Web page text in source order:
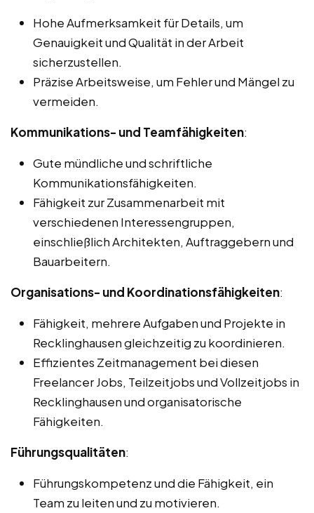
Hohe Aufmerksamkeit für Details, um
Genauigkeit und Qualität in der Arbeit
sicherzustellen.
Präzise Arbeitsweise, um Fehler und Mängel zu
vermeiden.
Kommunikations- und Teamfähigkeiten:
Gute mündliche und schriftliche
Kommunikationsfähigkeiten.
Fähigkeit zur Zusammenarbeit mit
verschiedenen Interessengruppen,
einschließlich Architekten, Auftraggebern und
Bauarbeitern.
Organisations- und Koordinationsfähigkeiten:
Fähigkeit, mehrere Aufgaben und Projekte in
Recklinghausen gleichzeitig zu koordinieren.
Effizientes Zeitmanagement bei diesen
Freelancer Jobs, Teilzeitjobs und Vollzeitjobs in
Recklinghausen und organisatorische
Fähigkeiten.
Führungsqualitäten:
Führungskompetenz und die Fähigkeit, ein
Team zu leiten und zu motivieren.